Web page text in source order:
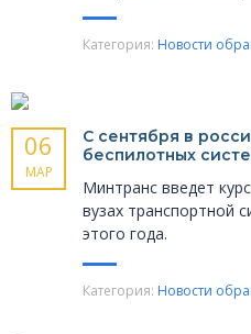
Категория: Новости
06
МАР
С сентября в
беспилотных
Минтранс введет
вузах транспортной
этого года.
Категория: Новости